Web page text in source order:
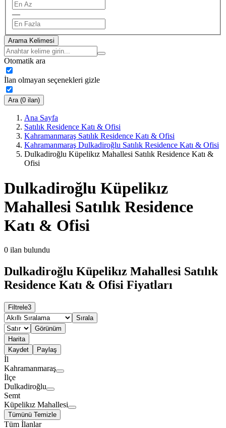
—
Arama Kelimesi
Otomatik ara
İlan olmayan seçenekleri gizle
Ara (0 ilan)
Ana Sayfa
Satılık Residence Katı & Ofisi
Kahramanmaraş Satılık Residence Katı & Ofisi
Kahramanmaraş Dulkadiroğlu Satılık Residence Katı & Ofisi
Dulkadiroğlu Küpelikız Mahallesi Satılık Residence Katı &
Ofisi
Dulkadiroğlu Küpelikız
Mahallesi Satılık Residence
Katı & Ofisi
0 ilan bulundu
Dulkadiroğlu Küpelikız Mahallesi Satılık
Residence Katı & Ofisi Fiyatları
Filtrele3
Sırala
Görünüm
Harita
Kaydet
Paylaş
İl
Kahramanmaraş
İlçe
Dulkadiroğlu
Semt
Küpelikız Mahallesi
Tümünü Temizle
Tüm İlanlar